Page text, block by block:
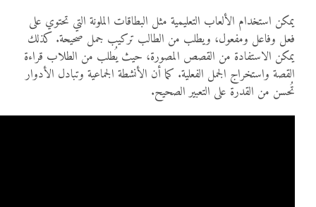
يمكن استخدام الألعاب التعليمية مثل البطاقات الملونة التي تحتوي على
فعل وفاعل ومفعول، ويطلب من الطالب تركيب جمل صحيحة. كذلك
يمكن الاستفادة من القصص المصورة، حيث يُطلب من الطلاب قراءة
القصة واستخراج الجمل الفعلية. كما أن الأنشطة الجماعية وتبادل الأدوار
تُحسن من القدرة على التعبير الصحيح.